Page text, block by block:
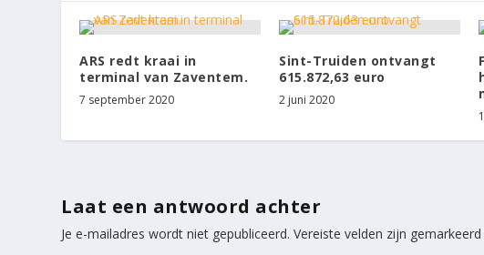
ARS redt kraai in
terminal van Zaventem.
7 september 2020
Sint-Truiden ontvangt
615.872,63 euro
2 juni 2020
Laat een antwoord achter
Je e-mailadres wordt niet gepubliceerd. Vereiste velden zijn